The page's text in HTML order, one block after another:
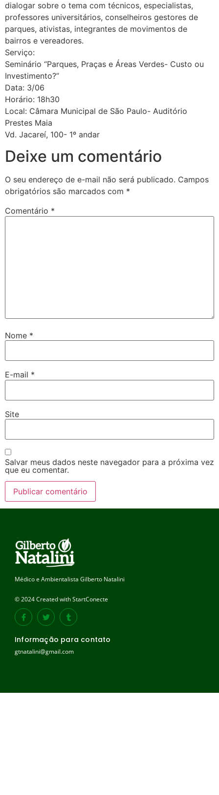
dialogar sobre o tema com técnicos, especialistas,
professores universitários, conselheiros gestores de
parques, ativistas, integrantes de movimentos de
bairros e vereadores.
Serviço:
Seminário “Parques, Praças e Áreas Verdes- Custo ou
Investimento?”
Data: 3/06
Horário: 18h30
Local: Câmara Municipal de São Paulo- Auditório
Prestes Maia
Vd. Jacareí, 100- 1º andar
Deixe um comentário
O seu endereço de e-mail não será publicado. Campos
obrigatórios são marcados com *
Comentário *
Nome *
E-mail *
Site
Salvar meus dados neste navegador para a próxima vez
que eu comentar.
Médico e Ambientalista Gilberto Natalini
© 2024 Created with StartConecte
Informação para contato
gtnatalini@gmail.com